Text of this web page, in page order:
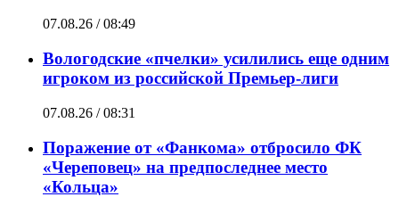
07.08.26 / 08:49
Вологодские «пчелки» усилились еще одним
игроком из российской Премьер-лиги
07.08.26 / 08:31
Поражение от «Фанкома» отбросило ФК
«Череповец» на предпоследнее место
«Кольца»